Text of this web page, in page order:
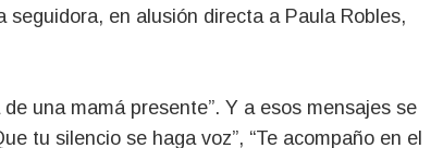
en alusión directa a Paula Robles,
una mamá presente”. Y a esos mensajes se
tu silencio se haga voz”, “Te acompaño en el